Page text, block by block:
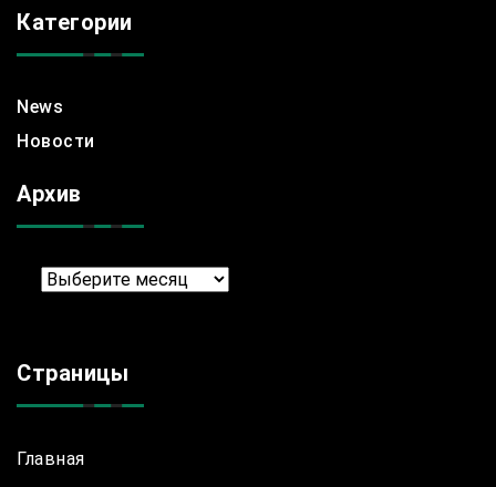
Категории
News
Новости
Архив
Архив
Страницы
Главная